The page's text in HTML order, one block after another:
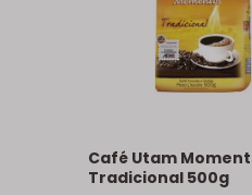
Café Utam
Tradicional 500g